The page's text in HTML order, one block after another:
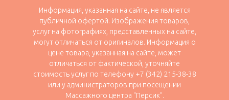
Информация, указанная на сайте, не является
публичной офертой. Изображения товаров,
услуг на фотографиях, представленных на сайте,
могут отличаться от оригиналов. Информация о
цене товара, указанная на сайте, может
отличаться от фактической, уточняйте
стоимость услуг по телефону +7 (342) 215-38-38
или у администраторов при посещении
Массажного центра "Персик".